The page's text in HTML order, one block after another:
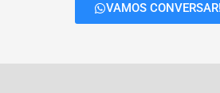
VAMOS CONVERSAR!